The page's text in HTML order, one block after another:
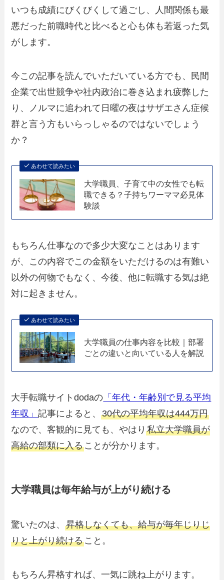
いつも成績にびくびくして過ごし、人間関係も最
悪だった前職時代と比べると心も体も若返った気
がします。
今この記事を読んでいただいている方でも、民間
企業で出世競争や社内政治に巻き込まれ疲弊した
り、ノルマに追われて日曜の夜はサザエさん症候
群と言う方もいらっしゃるのではないでしょう
か？
あわせて読みたい
大学職員、子育て中の女性でも転
職できる？子持ちワーママ必見体
験談
もちろん仕事なので多少大変なことはあります
が、この内容でこの金額をいただけるのは有難い
以外の何物でもなく、今後、他に転職する気は絶
対に起きません。
あわせて読みたい
大学職員の仕事内容を比較｜部署
ごとの違いと向いている人を解説
大手転職サイトdodaの 「年代・年齢別で見る平均
年収」記事によると、30代の平均年収は444万円
なので、客観的に見ても、やはり私立大学職員が
高給の部類に入ることが分かります。
大学職員は毎年給与が上がり続ける
驚いたのは、昇格しなくても、給与が毎年じりじ
りと上がり続けること。
もちろん昇格すれば、一気に跳ね上がります。